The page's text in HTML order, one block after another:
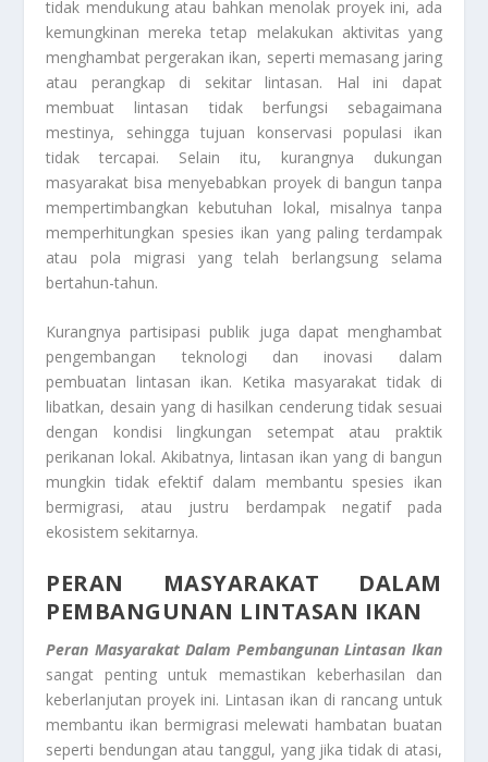
tidak mendukung atau bahkan menolak proyek ini, ada
kemungkinan mereka tetap melakukan aktivitas yang
menghambat pergerakan ikan, seperti memasang jaring
atau perangkap di sekitar lintasan. Hal ini dapat
membuat lintasan tidak berfungsi sebagaimana
mestinya, sehingga tujuan konservasi populasi ikan
tidak tercapai. Selain itu, kurangnya dukungan
masyarakat bisa menyebabkan proyek di bangun tanpa
mempertimbangkan kebutuhan lokal, misalnya tanpa
memperhitungkan spesies ikan yang paling terdampak
atau pola migrasi yang telah berlangsung selama
bertahun-tahun.
Kurangnya partisipasi publik juga dapat menghambat
pengembangan teknologi dan inovasi dalam
pembuatan lintasan ikan. Ketika masyarakat tidak di
libatkan, desain yang di hasilkan cenderung tidak sesuai
dengan kondisi lingkungan setempat atau praktik
perikanan lokal. Akibatnya, lintasan ikan yang di bangun
mungkin tidak efektif dalam membantu spesies ikan
bermigrasi, atau justru berdampak negatif pada
ekosistem sekitarnya.
PERAN MASYARAKAT DALAM
PEMBANGUNAN LINTASAN IKAN
Peran Masyarakat Dalam Pembangunan Lintasan Ikan
sangat penting untuk memastikan keberhasilan dan
keberlanjutan proyek ini. Lintasan ikan di rancang untuk
membantu ikan bermigrasi melewati hambatan buatan
seperti bendungan atau tanggul, yang jika tidak di atasi,